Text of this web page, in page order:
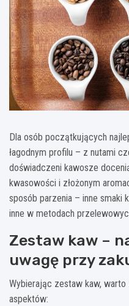
Dla osób początkujących
łagodnym profilu – z nutami
doświadczeni kawosze
kwasowości i złożonym
sposób parzenia – inne smaki
inne w metodach
Zestaw kaw –
uwagę przy
Wybierając zestaw kaw,
aspektów: